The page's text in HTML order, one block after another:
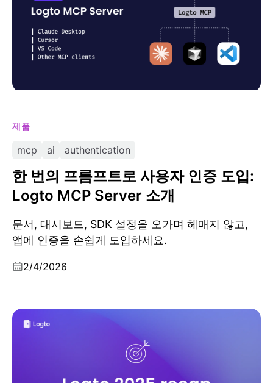
제품
mcp ai authentication
한 번의 프롬프트로 사용자 인증 도입:
Logto MCP Server 소개
문서, 대시보드, SDK 설정을 오가며 헤매지 않고,
앱에 인증을 손쉽게 도입하세요.
2/4/2026
Logto 2025: 확장성과 신뢰